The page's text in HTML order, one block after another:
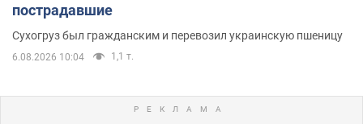
пострадавшие
Сухогруз был гражданским и перевозил украинскую пшеницу
6.08.2026 10:04 1,1 т.